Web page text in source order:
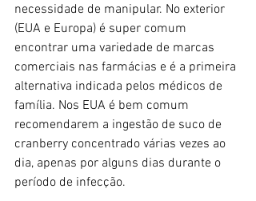
necessidade de manipular. No exterior
(EUA e Europa) é super comum
encontrar uma variedade de marcas
comerciais nas farmácias e é a primeira
alternativa indicada pelos médicos de
família. Nos EUA é bem comum
recomendarem a ingestão de suco de
cranberry concentrado várias vezes ao
dia, apenas por alguns dias durante o
período de infecção.